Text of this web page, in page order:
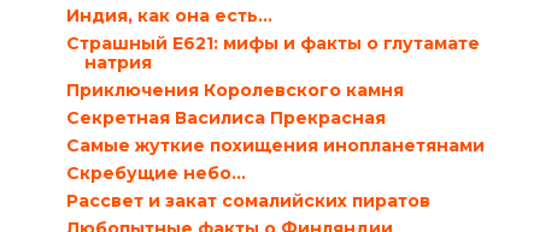
Индия, как она есть…
Страшный E621: мифы и факты о глутамате
натрия
Приключения Королевского камня
Секретная Василиса Прекрасная
Самые жуткие похищения инопланетянами
Скребущие небо…
Рассвет и закат сомалийских пиратов